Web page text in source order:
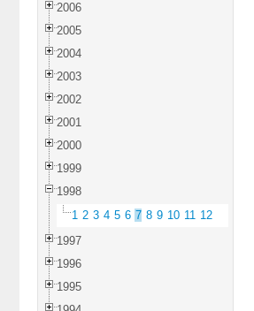
2006
2005
2004
2003
2002
2001
2000
1999
1998
1 2 3 4 5 6 7 8 9 10 11 12
1997
1996
1995